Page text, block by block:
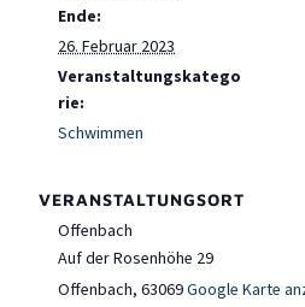
Ende:
26. Februar 2023
Veranstaltungskatego
rie:
Schwimmen
VERANSTALTUNGSORT
Offenbach
Auf der Rosenhöhe 29
Offenbach, 63069Google Karte